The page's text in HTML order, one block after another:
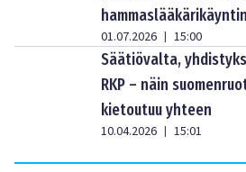
01.07.2026 | 15:00
Säätiövalta,
RKP – näin
kietoutuu yhteen
10.04.2026 | 15:01